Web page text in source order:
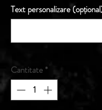
Text personalizare
Cantitate *